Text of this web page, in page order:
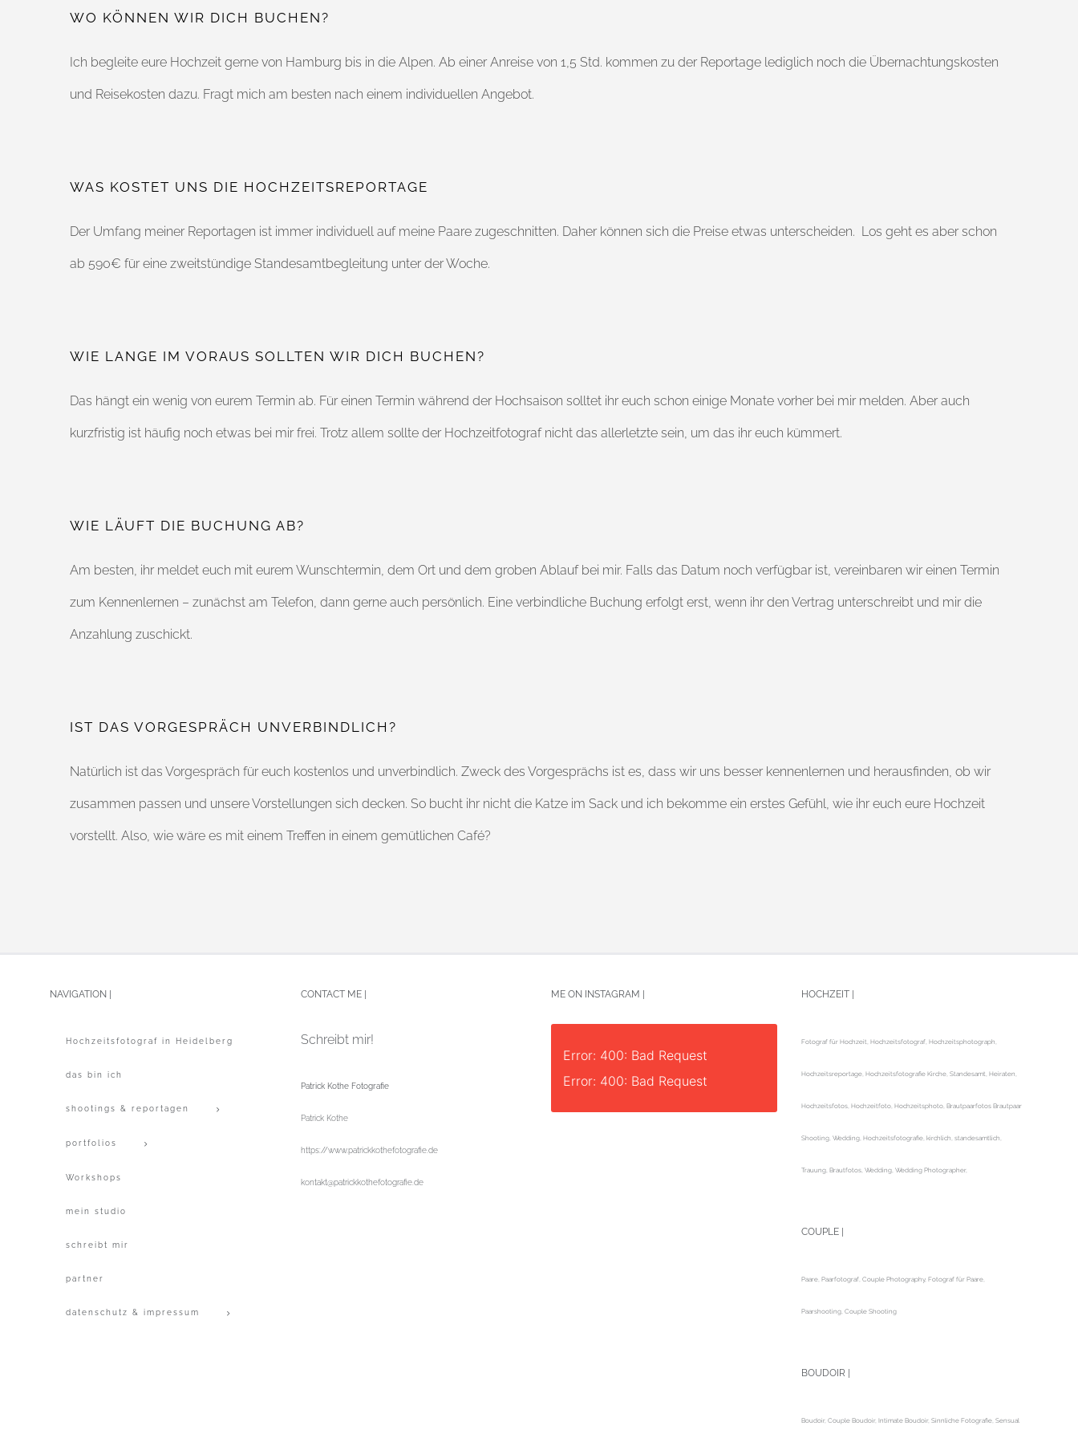
WO KÖNNEN WIR DICH BUCHEN?
Ich begleite eure Hochzeit gerne von Hamburg bis in die Alpen. Ab einer Anreise von 1,5 Std. kommen zu der Reportage lediglich noch die Übernachtungskosten
und Reisekosten dazu. Fragt mich am besten nach einem individuellen Angebot.
WAS KOSTET UNS DIE HOCHZEITSREPORTAGE
Der Umfang meiner Reportagen ist immer individuell auf meine Paare zugeschnitten. Daher können sich die Preise etwas unterscheiden. Los geht es aber schon
ab 590€ für eine zweitstündige Standesamtbegleitung unter der Woche.
WIE LANGE IM VORAUS SOLLTEN WIR DICH BUCHEN?
Das hängt ein wenig von eurem Termin ab. Für einen Termin während der Hochsaison solltet ihr euch schon einige Monate vorher bei mir melden. Aber auch
kurzfristig ist häufig noch etwas bei mir frei. Trotz allem sollte der Hochzeitfotograf nicht das allerletzte sein, um das ihr euch kümmert.
WIE LÄUFT DIE BUCHUNG AB?
Am besten, ihr meldet euch mit eurem Wunschtermin, dem Ort und dem groben Ablauf bei mir. Falls das Datum noch verfügbar ist, vereinbaren wir einen Termin
zum Kennenlernen – zunächst am Telefon, dann gerne auch persönlich. Eine verbindliche Buchung erfolgt erst, wenn ihr den Vertrag unterschreibt und mir die
Anzahlung zuschickt.
IST DAS VORGESPRÄCH UNVERBINDLICH?
Natürlich ist das Vorgespräch für euch kostenlos und unverbindlich. Zweck des Vorgesprächs ist es, dass wir uns besser kennenlernen und herausfinden, ob wir
zusammen passen und unsere Vorstellungen sich decken. So bucht ihr nicht die Katze im Sack und ich bekomme ein erstes Gefühl, wie ihr euch eure Hochzeit
vorstellt. Also, wie wäre es mit einem Treffen in einem gemütlichen Café?
NAVIGATION |
Hochzeitsfotograf in Heidelberg
das bin ich
shootings & reportagen
portfolios
Workshops
mein studio
schreibt mir
partner
datenschutz & impressum
CONTACT ME |
Schreibt mir!
Patrick Kothe Fotografie
Patrick Kothe
https://www.patrickkothefotografie.de
kontakt@patrickkothefotografie.de
ME ON INSTAGRAM |
Error: 400: Bad Request
Error: 400: Bad Request
HOCHZEIT |
Fotograf für Hochzeit, Hochzeitsfotograf, Hochzeitsphotograph,
Hochzeitsreportage, Hochzeitsfotografie Kirche, Standesamt, Heiraten,
Hochzeitsfotos, Hochzeitfoto, Hochzeitsphoto, Brautpaarfotos Brautpaar
Shooting, Wedding, Hochzeitsfotografie, kirchlich, standesamtlich,
Trauung, Brautfotos, Wedding, Wedding Photographer,
COUPLE |
Paare, Paarfotograf, Couple Photography, Fotograf für Paare,
Paarshooting, Couple Shooting
BOUDOIR |
Boudoir, Couple Boudoir, Intimate Boudoir, Sinnliche Fotografie, Sensual